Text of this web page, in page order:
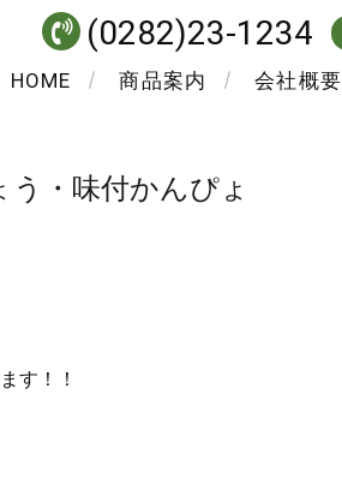
HOME 商品案内 会社概要
(0282)23-1234
・味付かんぴょ
す！！